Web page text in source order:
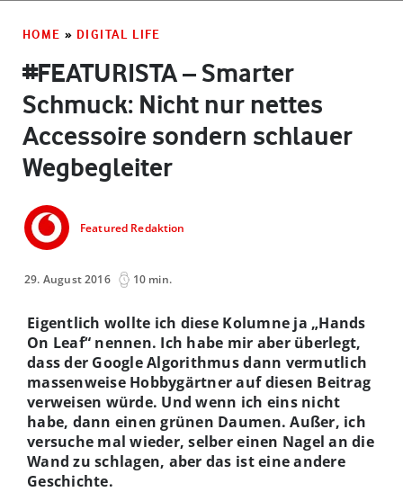
HOME » DIGITAL LIFE
#FEATURISTA – Smarter
Schmuck: Nicht nur nettes
Accessoire sondern schlauer
Wegbegleiter
Featured Redaktion
29. August 2016 10 min.
Eigentlich wollte ich diese Kolumne ja „Hands
On Leaf“ nennen. Ich habe mir aber überlegt,
dass der Google Algorithmus dann vermutlich
massenweise Hobbygärtner auf diesen Beitrag
verweisen würde. Und wenn ich eins nicht
habe, dann einen grünen Daumen. Außer, ich
versuche mal wieder, selber einen Nagel an die
Wand zu schlagen, aber das ist eine andere
Geschichte.